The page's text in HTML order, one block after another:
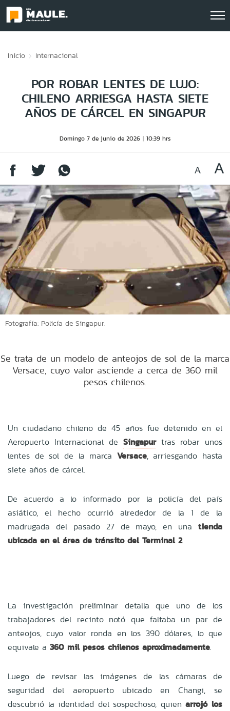
Inicio Internacional
POR ROBAR LENTES DE LUJO:
CHILENO ARRIESGA HASTA SIETE
AÑOS DE CÁRCEL EN SINGAPUR
Domingo 7 de junio de 2026 10:39 hrs
Fotografía: Policía de Singapur.
Se trata de un modelo de anteojos de sol de la marca
Versace, cuyo valor asciende a cerca de 360 mil
pesos chilenos.
Un ciudadano chileno de 45 años fue detenido en el
Aeropuerto Internacional de Singapurtras robar unos
lentes de sol de la marca Versace, arriesgando hasta
siete años de cárcel.
De acuerdo a lo informado por la policía del país
asiático, el hecho ocurrió alrededor de la 1 de la
madrugada del pasado 27 de mayo, en una tienda
ubicada en el área de tránsito del Terminal 2.
La investigación preliminar detalla que uno de los
trabajadores del recinto notó que faltaba un par de
anteojos, cuyo valor ronda en los 390 dólares, lo que
equivale a 360 mil pesos chilenos aproximadamente.
Luego de revisar las imágenes de las cámaras de
seguridad del aeropuerto ubicado en Changi, se
descubrió la identidad del sospechoso, quienarrojó los